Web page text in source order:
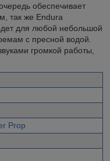
обеспечивает
так же Endura
для любой небольшой
с пресной водой.
громкой работы,
Prop